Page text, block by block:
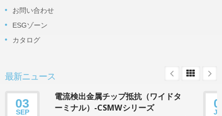
お問い合わせ
ESGゾーン
カタログ
最新ニュース
03
SEP
電流検出金属チップ抵抗（ワイドタ
ーミナル）-CSMWシリーズ